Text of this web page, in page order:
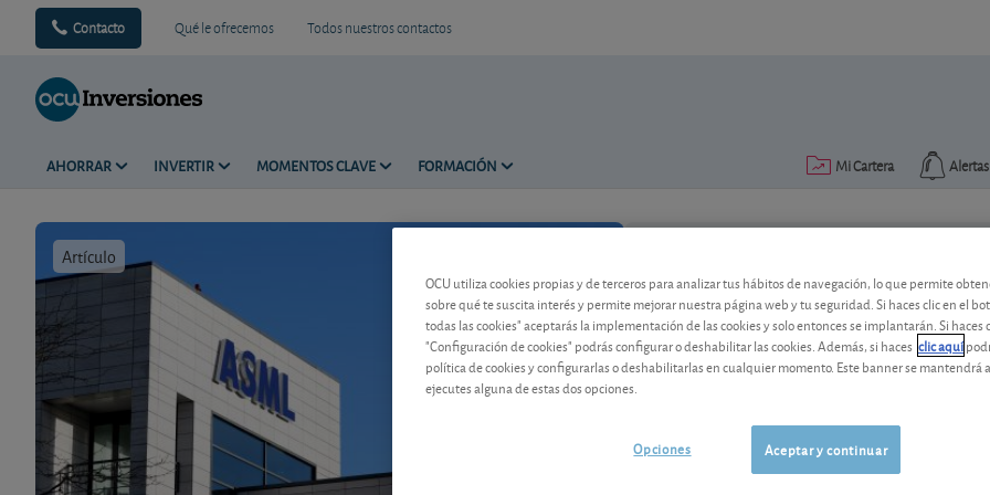
Contacto Qué le ofrecemos Todos nuestros contactos
AHORRAR INVERTIR MOMENTOS CLAVE FORMACIÓN Alertas
Mi Cartera
Artículo
La acción de ASML se
El especialista en equipos para
OCU utiliza cookies propias y de terceros para analizar tus hábitos de navegación, lo que permite
sobre qué te suscita interés y permite mejorar nuestra página web y tu seguridad. Si haces clic en el
todas las cookies" aceptarás la implementación de las cookies y solo entonces se implantarán. Si haces
"Configuración de cookies" podrás configurar o deshabilitar las cookies. Además, si haces clic aquí
política de cookies y configurarlas o deshabilitarlas en cualquier momento. Este banner se mantendrá
ejecutes alguna de estas dos opciones.
Aceptar y continuar
Opciones